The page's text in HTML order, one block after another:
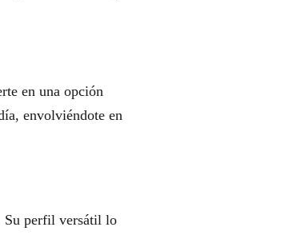
en una opción
envolviéndote en
Su perfil versátil lo